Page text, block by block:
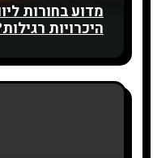
מדוע בחורות
היכרויות